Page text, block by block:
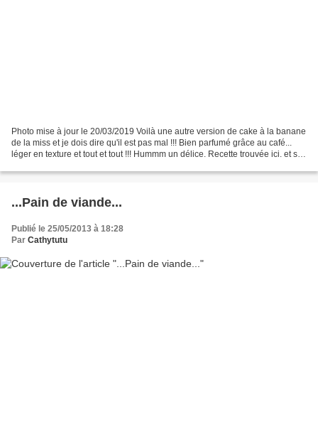
Photo mise à jour le 20/03/2019 Voilà une autre version de cake à la banane
de la miss et je dois dire qu'il est pas mal !!! Bien parfumé grâce au café...
léger en texture et tout et tout !!! Hummm un délice. Recette trouvée ici. et sur
...Pain de viande...
Publié le 25/05/2013 à 18:28
Par Cathytutu